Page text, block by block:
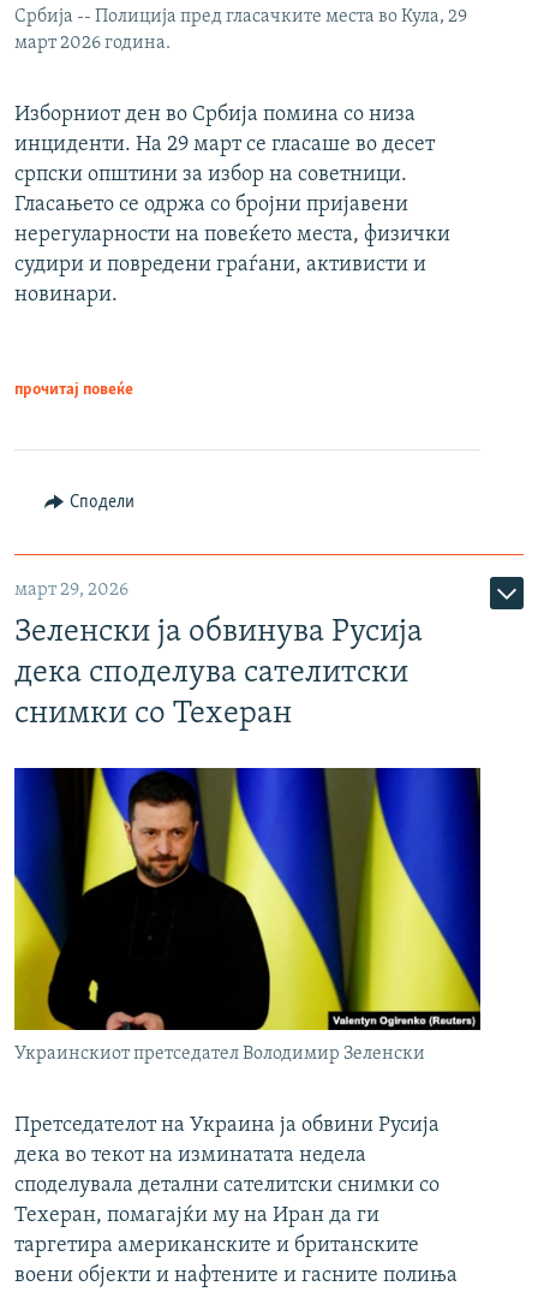
Србија -- Полиција пред гласачките места во Кула, 29
март 2026 година.
Изборниот ден во Србија помина со низа
инциденти. На 29 март се гласаше во десет
српски општини за избор на советници.
Гласањето се одржа со бројни пријавени
нерегуларности на повеќето места, физички
судири и повредени граѓани, активисти и
новинари.
прочитај повеќе
Сподели
март 29, 2026
Зеленски ја обвинува Русија
дека споделува сателитски
снимки со Техеран
Украинскиот претседател Володимир Зеленски
Претседателот на Украина ја обвини Русија
дека во текот на изминатата недела
споделувала детални сателитски снимки со
Техеран, помагајќи му на Иран да ги
таргетира американските и британските
воени објекти и нафтените и гасните полиња